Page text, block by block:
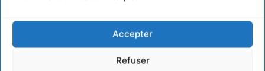
Accepter
Refuser